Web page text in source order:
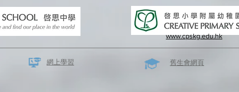
www.cpskg.edu.hk
網上學習 ​舊生會網頁